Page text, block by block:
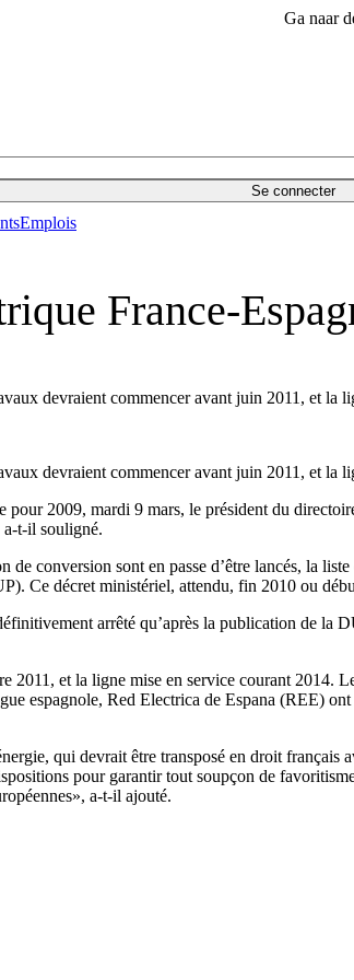
Ga naar
Se connecter
Emplois
France-
devraient commencer avant juin 2011, et la
devraient commencer avant juin 2011, et la
pour 2009, mardi 9 mars, le président du
a-t-il souligné.
conversion sont en passe d’être lancés, la
Ce décret ministériel, attendu, fin 2010 ou
arrêté qu’après la publication de la
2011, et la ligne mise en service courant 2014.
espagnole, Red Electrica de Espana (REE)
qui devrait être transposé en droit
pour garantir tout soupçon de
a-t-il ajouté.